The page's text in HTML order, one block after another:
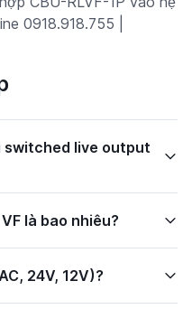
0918.918.755 |
live output
là bao nhiêu?
24V, 12V)?